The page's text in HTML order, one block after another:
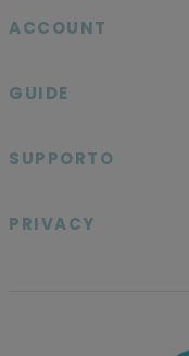
ACCOUNT
GUIDE
SUPPORTO
PRIVACY